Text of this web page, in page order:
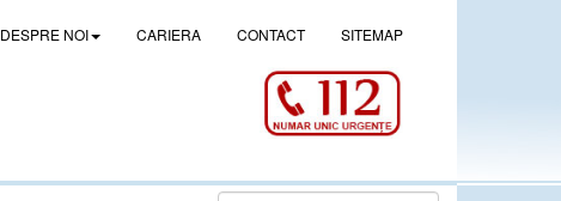
DESPRE NOI CARIERA CONTACT SITEMAP